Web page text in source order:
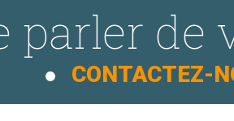
parler de
CONTACTEZ-